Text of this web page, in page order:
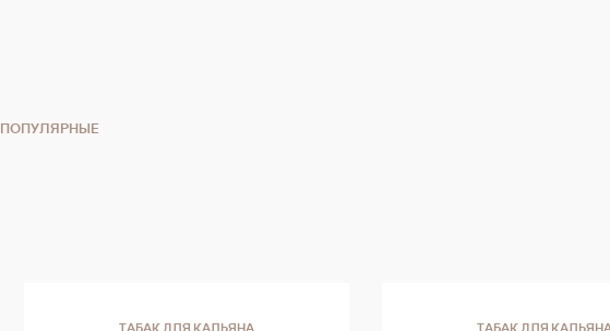
кожи в сливочном послевкусии.
ПОПУЛЯРНЫЕ
ТАБАК ДЛЯ КАЛЬЯНА ТАБАК ДЛЯ